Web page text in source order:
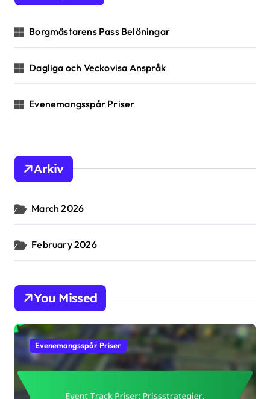
o
:
Borgmästarens Pass Belöningar
Dagliga och Veckovisa Anspråk
Evenemangsspår Priser
Arkiv
March 2026
February 2026
You Missed
Evenemangsspår Priser